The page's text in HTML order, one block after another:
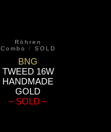
Röhren
Combo
/ SOLD
BNG
TWEED 16W
HANDMADE
GOLD
– SOLD –